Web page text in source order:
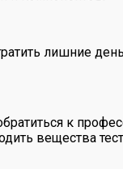
лишние
к
вещества